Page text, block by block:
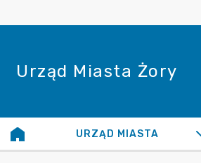
Urząd Miasta Żory
URZĄD MIASTA